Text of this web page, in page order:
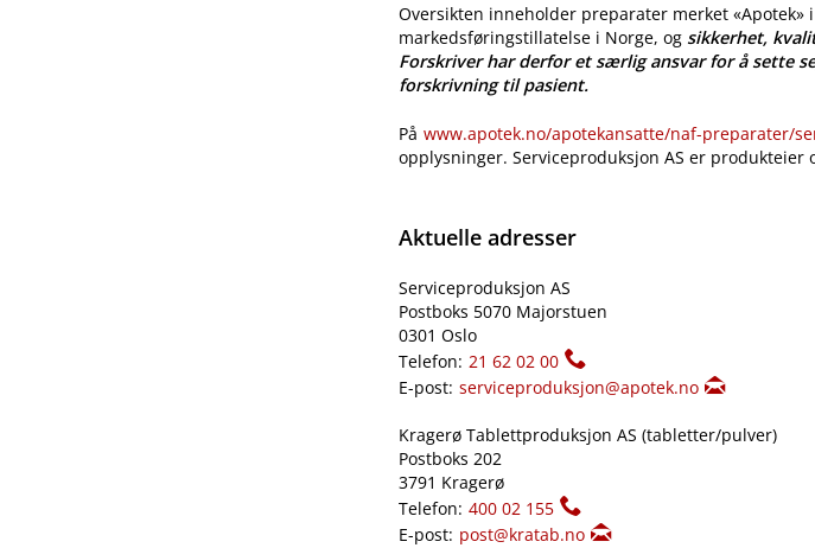
Oversikten inneholder preparater merket «Apotek»
markedsføringstillatelse i Norge, ogsikkerhet,
Forskriver har derfor et særlig ansvar for å sette
forskrivning til pasient.
På www.apotek.no​/​apotekansatte​/​naf-preparater​/​
opplysninger. Serviceproduksjon AS er
Aktuelle adresser
Serviceproduksjon AS
Postboks 5070 Majorstuen
0301 Oslo
Telefon: 21 62 02 00
E-post: serviceproduksjon@apotek.no
Kragerø Tablettproduksjon AS (tabletter​/​pulver)
Postboks 202
3791 Kragerø
Telefon: 400 02 155
E-post: post@kratab.no